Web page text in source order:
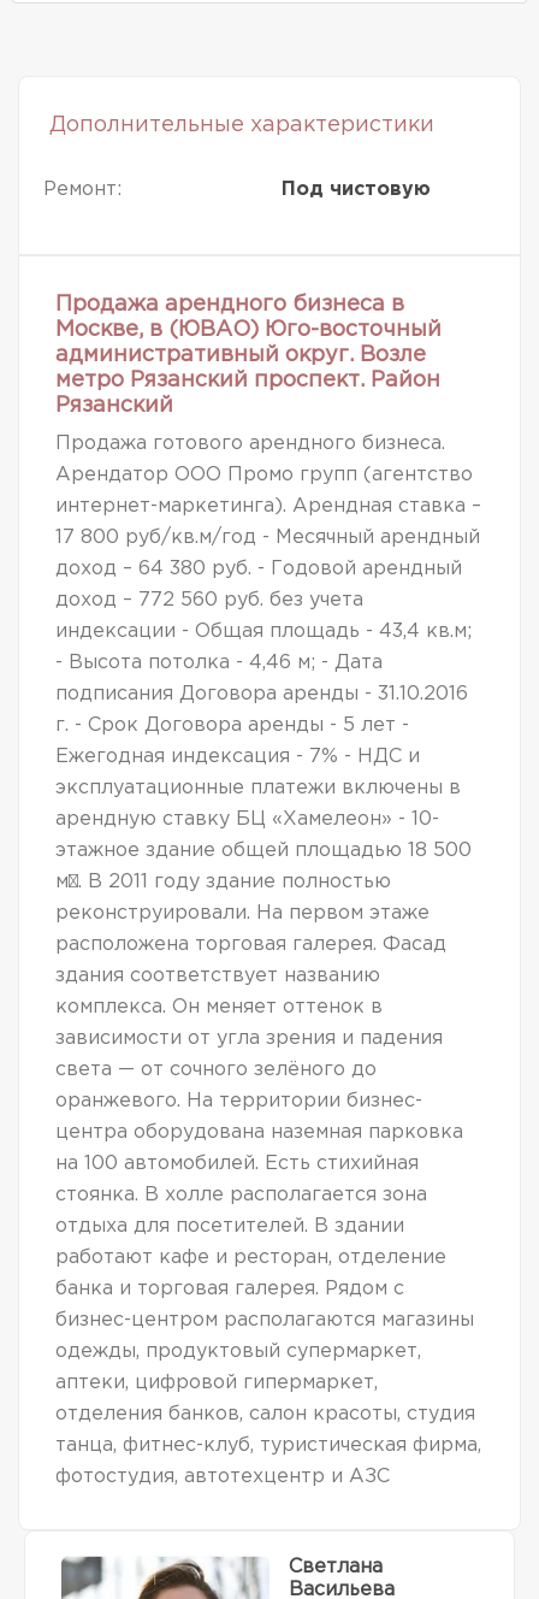
Дополнительные характеристики
Ремонт: Под чистовую
Продажа арендного бизнеса в
Москве, в (ЮВАО) Юго-восточный
административный округ. Возле
метро Рязанский проспект. Район
Рязанский
Продажа готового арендного бизнеса.
Арендатор ООО Промо групп (агентство
интернет-маркетинга). Арендная ставка –
17 800 руб/кв.м/год - Месячный арендный
доход – 64 380 руб. - Годовой арендный
доход – 772 560 руб. без учета
индексации - Общая площадь - 43,4 кв.м;
- Высота потолка - 4,46 м; - Дата
подписания Договора аренды - 31.10.2016
г. - Срок Договора аренды - 5 лет -
Ежегодная индексация - 7% - НДС и
эксплуатационные платежи включены в
арендную ставку БЦ «Хамелеон» - 10-
этажное здание общей площадью 18 500
м². В 2011 году здание полностью
реконструировали. На первом этаже
расположена торговая галерея. Фасад
здания соответствует названию
комплекса. Он меняет оттенок в
зависимости от угла зрения и падения
света — от сочного зелёного до
оранжевого. На территории бизнес-
центра оборудована наземная парковка
на 100 автомобилей. Есть стихийная
стоянка. В холле располагается зона
отдыха для посетителей. В здании
работают кафе и ресторан, отделение
банка и торговая галерея. Рядом с
бизнес-центром располагаются магазины
одежды, продуктовый супермаркет,
аптеки, цифровой гипермаркет,
отделения банков, салон красоты, студия
танца, фитнес-клуб, туристическая фирма,
фотостудия, автотехцентр и АЗС
Светлана
Васильева